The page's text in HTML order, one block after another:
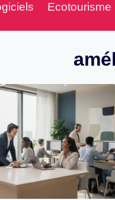
Ecotourisme